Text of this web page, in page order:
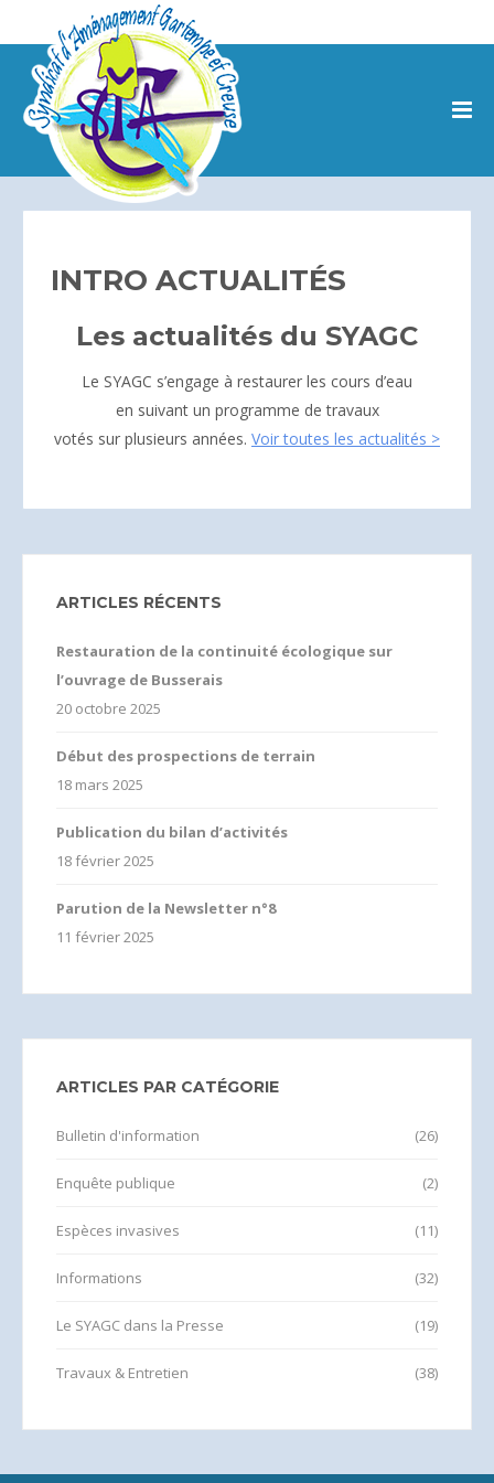
INTRO ACTUALITÉS
Les actualités du SYAGC
Le SYAGC s’engage à restaurer les cours d’eau
en suivant un programme de travaux
votés sur plusieurs années. Voir toutes les actualités >
ARTICLES RÉCENTS
Restauration de la continuité écologique sur
l’ouvrage de Busserais
20 octobre 2025
Début des prospections de terrain
18 mars 2025
Publication du bilan d’activités
18 février 2025
Parution de la Newsletter n°8
11 février 2025
ARTICLES PAR CATÉGORIE
Bulletin d'information (26)
Enquête publique (2)
Espèces invasives (11)
Informations (32)
Le SYAGC dans la Presse (19)
Travaux & Entretien (38)